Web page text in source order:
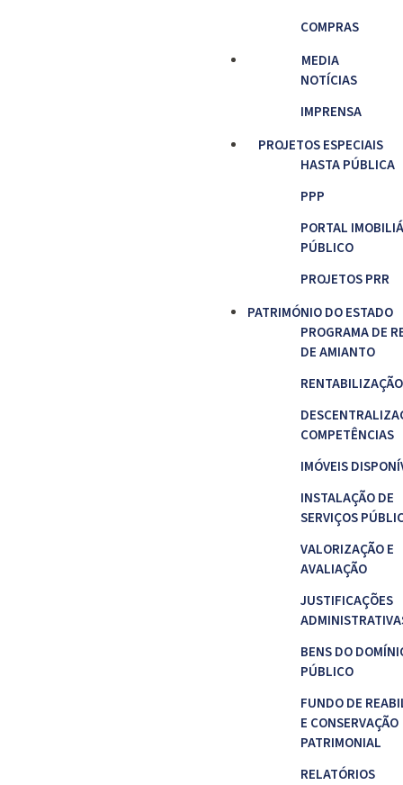
COMPRAS
MEDIA
NOTÍCIAS
IMPRENSA
PROJETOS ESPECIAIS
HASTA PÚBLICA
PPP
PORTAL
PÚBLICO
PROJETOS PRR
PATRIMÓNIO DO ESTADO
PROGRAMA DE
DE AMIANTO
RENTABILIZAÇÃO
COMPETÊNCIAS
IMÓVEIS
INSTALAÇÃO DE
SERVIÇOS
VALORIZAÇÃO E
AVALIAÇÃO
JUSTIFICAÇÕES
BENS DO
PÚBLICO
FUNDO DE
E CONSERVAÇÃO
PATRIMONIAL
RELATÓRIOS